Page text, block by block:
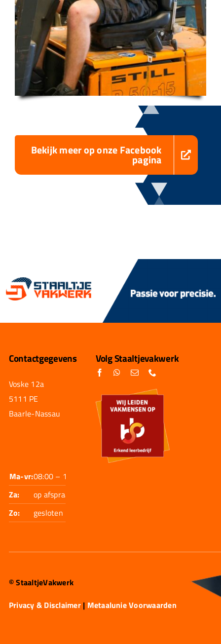
Bekijk meer op onze Facebook
pagina
Contactgegevens
Voske 12a
5111 PE
Baarle-Nassau
Ma-vr:08:00 – 17:30
Za:
op afspraak
Zo:
gesloten
Volg Staaltjevakwerk
© StaaltjeVakwerk
Privacy & Disclaimer| Metaalunie Voorwaarden